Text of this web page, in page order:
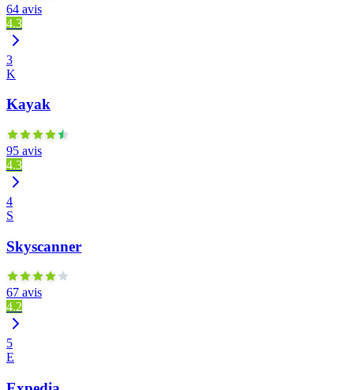
64 avis
4.3
3
K
Kayak
95 avis
4.3
4
S
Skyscanner
67 avis
4.2
5
E